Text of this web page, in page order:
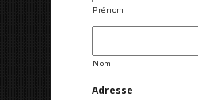
Prénom
Nom
Adresse